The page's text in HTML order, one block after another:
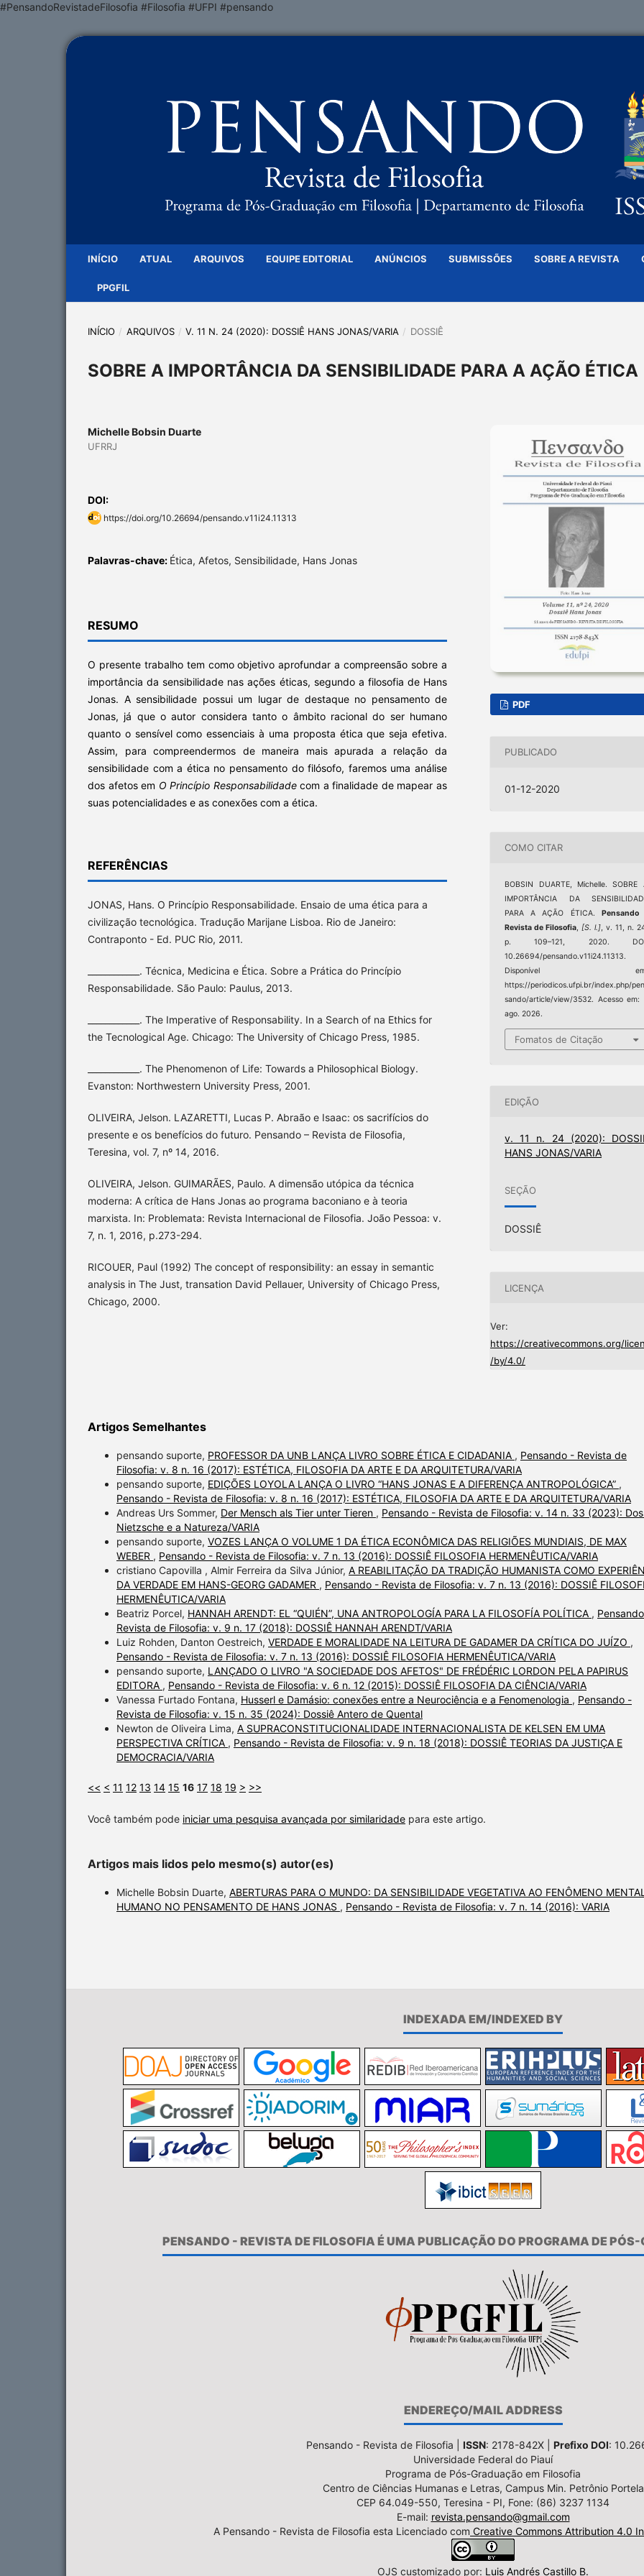
#PensandoRevistadeFilosofia #Filosofia #UFPI #pensando
INÍCIO ATUAL ARQUIVOS EQUIPE EDITORIAL ANÚNCIOS SUBMISSÕES SOBRE A REVISTA
PPGFIL
INÍCIO / ARQUIVOS / V. 11 N. 24 (2020): DOSSIÊ HANS JONAS/VARIA / DOSSIÊ
SOBRE A IMPORTÂNCIA DA SENSIBILIDADE PARA A AÇÃO ÉTICA
Michelle Bobsin Duarte
UFRRJ
DOI:
https://doi.org/10.26694/pensando.v11i24.11313
Palavras-chave: Ética, Afetos, Sensibilidade, Hans Jonas
RESUMO
O presente trabalho tem como objetivo aprofundar a compreensão sobre a
importância da sensibilidade nas ações éticas, segundo a filosofia de Hans
Jonas. A sensibilidade possui um lugar de destaque no pensamento de
Jonas, já que o autor considera tanto o âmbito racional do ser humano
quanto o sensível como essenciais à uma proposta ética que seja efetiva.
Assim, para compreendermos de maneira mais apurada a relação da
sensibilidade com a ética no pensamento do filósofo, faremos uma análise
dos afetos em O Princípio Responsabilidadecom a finalidade de mapear as
suas potencialidades e as conexões com a ética.
REFERÊNCIAS
JONAS, Hans. O Princípio Responsabilidade. Ensaio de uma ética para a
civilização tecnológica. Tradução Marijane Lisboa. Rio de Janeiro:
Contraponto - Ed. PUC Rio, 2011.
____________. Técnica, Medicina e Ética. Sobre a Prática do Princípio
Responsabilidade. São Paulo: Paulus, 2013.
____________. The Imperative of Responsability. In a Search of na Ethics for
the Tecnological Age. Chicago: The University of Chicago Press, 1985.
____________. The Phenomenon of Life: Towards a Philosophical Biology.
Evanston: Northwestern University Press, 2001.
OLIVEIRA, Jelson. LAZARETTI, Lucas P. Abraão e Isaac: os sacrifícios do
presente e os benefícios do futuro. Pensando – Revista de Filosofia,
Teresina, vol. 7, nº 14, 2016.
OLIVEIRA, Jelson. GUIMARÃES, Paulo. A dimensão utópica da técnica
moderna: A crítica de Hans Jonas ao programa baconiano e à teoria
marxista. In: Problemata: Revista Internacional de Filosofia. João Pessoa: v.
7, n. 1, 2016, p.273-294.
RICOUER, Paul (1992) The concept of responsibility: an essay in semantic
analysis in The Just, transation David Pellauer, University of Chicago Press,
Chicago, 2000.
PDF
PUBLICADO
01-12-2020
COMO CITAR
BOBSIN DUARTE, Michelle. SOBRE
IMPORTÂNCIA DA
PARA A AÇÃO ÉTICA.
Revista de Filosofia
[S. l.] , v. 11, n.
p. 109–121, 2020.
10.26694/pensando.v11i24.11313.
Disponível
https://periodicos.ufpi.br/index.php/
sando/article/view/3532. Acesso em:
ago. 2026.
Fomatos de Citação
EDIÇÃO
v. 11 n. 24 (2020):
HANS JONAS/VARIA
SEÇÃO
DOSSIÊ
LICENÇA
Ver:
https://creativecommons.org/
/by/4.0/
Artigos Semelhantes
pensando suporte, PROFESSOR DA UNB LANÇA LIVRO SOBRE ÉTICA E CIDADANIA , Pensando - Revista de
Filosofia: v. 8 n. 16 (2017): ESTÉTICA, FILOSOFIA DA ARTE E DA ARQUITETURA/VARIA
pensando suporte, EDIÇÕES LOYOLA LANÇA O LIVRO “HANS JONAS E A DIFERENÇA ANTROPOLÓGICA” ,
Pensando - Revista de Filosofia: v. 8 n. 16 (2017): ESTÉTICA, FILOSOFIA DA ARTE E DA ARQUITETURA/VARIA
Andreas Urs Sommer, Der Mensch als Tier unter Tieren , Pensando - Revista de Filosofia: v. 14 n. 33 (2023):
Nietzsche e a Natureza/VARIA
pensando suporte, VOZES LANÇA O VOLUME 1 DA ÉTICA ECONÔMICA DAS RELIGIÕES MUNDIAIS, DE MAX
WEBER , Pensando - Revista de Filosofia: v. 7 n. 13 (2016): DOSSIÊ FILOSOFIA HERMENÊUTICA/VARIA
cristiano Capovilla , Almir Ferreira da Silva Júnior, A REABILITAÇÃO DA TRADIÇÃO HUMANISTA COMO
DA VERDADE EM HANS-GEORG GADAMER , Pensando - Revista de Filosofia: v. 7 n. 13 (2016): DOSSIÊ
HERMENÊUTICA/VARIA
Beatriz Porcel, HANNAH ARENDT: EL “QUIÉN”, UNA ANTROPOLOGÍA PARA LA FILOSOFÍA POLÍTICA ,
Revista de Filosofia: v. 9 n. 17 (2018): DOSSIÊ HANNAH ARENDT/VARIA
Luiz Rohden, Danton Oestreich, VERDADE E MORALIDADE NA LEITURA DE GADAMER DA CRÍTICA DO JUÍZO ,
Pensando - Revista de Filosofia: v. 7 n. 13 (2016): DOSSIÊ FILOSOFIA HERMENÊUTICA/VARIA
pensando suporte, LANÇADO O LIVRO "A SOCIEDADE DOS AFETOS" DE FRÉDÉRIC LORDON PELA PAPIRUS
EDITORA , Pensando - Revista de Filosofia: v. 6 n. 12 (2015): DOSSIÊ FILOSOFIA DA CIÊNCIA/VARIA
Vanessa Furtado Fontana, Husserl e Damásio: conexões entre a Neurociência e a Fenomenologia , Pensando -
Revista de Filosofia: v. 15 n. 35 (2024): Dossiê Antero de Quental
Newton de Oliveira Lima, A SUPRACONSTITUCIONALIDADE INTERNACIONALISTA DE KELSEN EM UMA
PERSPECTIVA CRÍTICA , Pensando - Revista de Filosofia: v. 9 n. 18 (2018): DOSSIÊ TEORIAS DA JUSTIÇA E
DEMOCRACIA/VARIA
<< < 11 12 13 14 15 16 17 18 19 > >>
Você também pode iniciar uma pesquisa avançada por similaridade para este artigo.
Artigos mais lidos pelo mesmo(s) autor(es)
Michelle Bobsin Duarte, ABERTURAS PARA O MUNDO: DA SENSIBILIDADE VEGETATIVA AO FENÔMENO
HUMANO NO PENSAMENTO DE HANS JONAS , Pensando - Revista de Filosofia: v. 7 n. 14 (2016): VARIA
INDEXADA EM/INDEXED BY
PENSANDO - REVISTA DE FILOSOFIA É UMA PUBLICAÇÃO DO PROGRAMA DE
ENDEREÇO/MAIL ADDRESS
Pensando - Revista de Filosofia | ISSN: 2178-842X | Prefixo DOI:
Universidade Federal do Piauí
Programa de Pós-Graduação em Filosofia
Centro de Ciências Humanas e Letras, Campus Min. Petrônio Portela
CEP 64.049-550, Teresina - PI, Fone: (86) 3237 1134
E-mail: revista.pensando@gmail.com
A Pensando - Revista de Filosofia esta Licenciado com Creative Commons Attribution 4.0
OJS customizado por: Luis Andrés Castillo B.